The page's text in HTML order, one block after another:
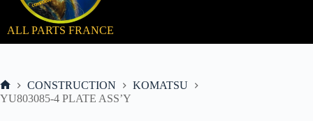
ALL PARTS FRANCE
Accueil
CONSTRUCTION
KOMATSU
YU803085-4 PLATE ASS’Y